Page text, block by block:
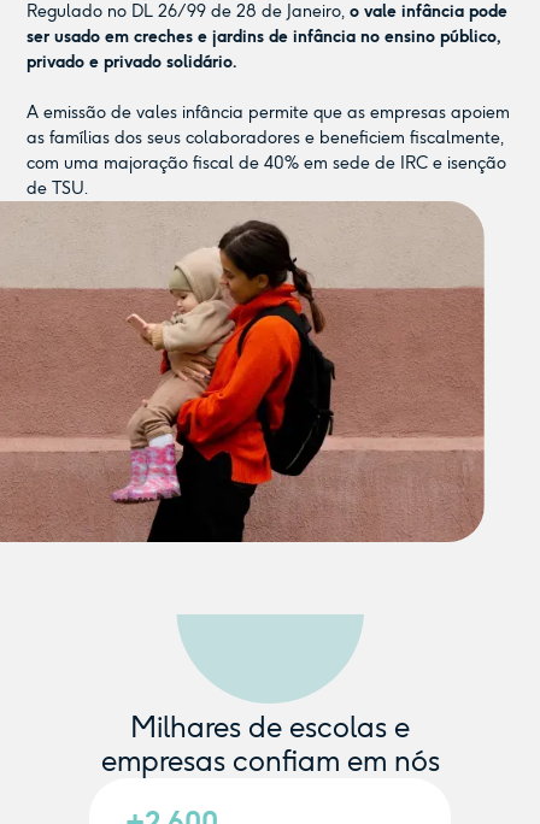
Regulado no DL 26/99 de 28 de Janeiro,o vale infância pode
ser usado em creches e jardins de infância no ensino público,
privado e privado solidário.
A emissão de vales infância permite que as empresas apoiem
as famílias dos seus colaboradores e beneficiem fiscalmente,
com uma majoração fiscal de 40% em sede de IRC e isenção
de TSU.
Milhares de escolas e
empresas confiam em nós